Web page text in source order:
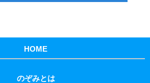
HOME
のぞみとは